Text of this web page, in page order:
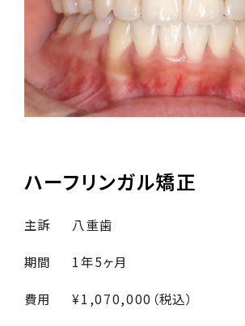
ハーフリンガル矯正
主訴 八重歯
期間 1年5ヶ月
費用 ¥1,070,000（税込）